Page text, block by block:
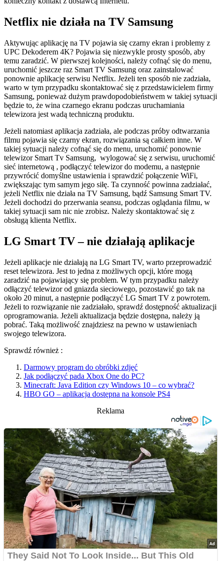
Netflix nie działa na TV Samsung
Aktywując aplikację na TV pojawia się czarny ekran i problemy z
UPC Dekoderem 4K? Pojawia się niezwykle prosty sposób, aby
temu zaradzić. W pierwszej kolejności, należy cofnąć się do menu,
uruchomić jeszcze raz Smart TV Samsung oraz zainstalować
ponownie aplikację serwisu Netflix. Jeżeli ten sposób nie zadziała,
warto w tym przypadku skontaktować się z przedstawicielem firmy
Samsung, ponieważ dużym prawdopodobieństwem w takiej sytuacji
będzie to, że wina czarnego ekranu podczas uruchamiania
telewizora jest wadą techniczną produktu.
Jeżeli natomiast aplikacja zadziała, ale podczas próby odtwarzania
filmu pojawia się czarny ekran, rozwiązania są całkiem inne. W
takiej sytuacji należy cofnąć się do menu, uruchomić ponownie
telewizor Smart Tv Samsung, wylogować się z serwisu, uruchomić
sieć internetową , podłączyć telewizor do modemu, a następnie
przywrócić domyślne ustawienia i sprawdzić połączenie WiFi,
zwiększając tym samym jego siłę. Ta czynność powinna zadziałać,
jeżeli Netflix nie działa na TV Samsung, bądź Samsung Smart TV.
Jeżeli dochodzi do przerwania seansu, podczas oglądania filmu, w
takiej sytuacji sam nic nie zrobisz. Należy skontaktować się z
obsługą klienta Netflix.
LG Smart TV – nie działają aplikacje
Jeżeli aplikacje nie działają na LG Smart TV, warto przeprowadzić
reset telewizora. Jest to jedna z możliwych opcji, które mogą
zaradzić na pojawiający się problem. W tym przypadku należy
odłączyć telewizor od gniazda sieciowego, pozostawić go tak na
około 20 minut, a następnie podłączyć LG Smart TV z powrotem.
Jeżeli to rozwiązanie nie zadziałało, sprawdź dostępność aktualizacji
oprogramowania. Jeżeli aktualizacja będzie dostępna, należy ją
pobrać. Taką możliwość znajdziesz na pewno w ustawieniach
swojego telewizora.
Sprawdź również :
Darmowy program do obróbki zdjęć
Jak podłączyć pada Xbox One do PC?
Minecraft: Java Edition czy Windows 10 – co wybrać?
HBO GO – aplikacja dostępna na konsole PS4
Reklama